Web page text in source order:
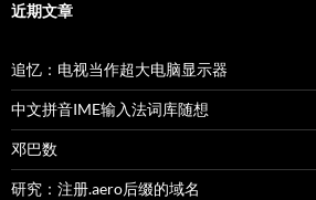
近期文章
追忆：电视当作超大电脑显示器
中文拼音IME输入法词库随想
邓巴数
研究：注册.aero后缀的域名